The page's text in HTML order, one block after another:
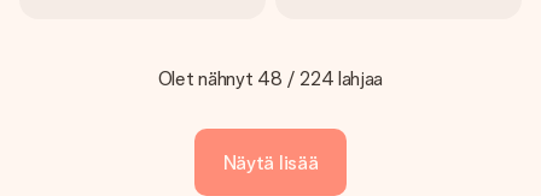
Olet nähnyt 48 / 224 lahjaa
Näytä lisää